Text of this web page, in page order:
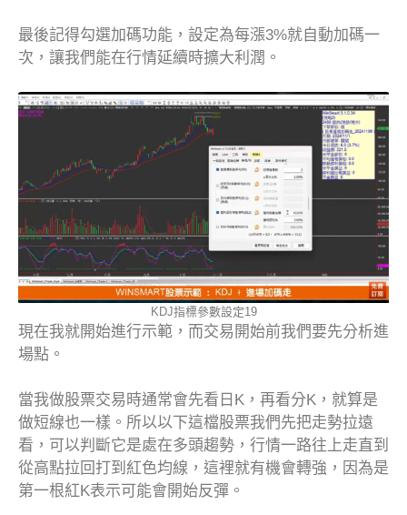
最後記得勾選加碼功能，設定為每漲3%就自動加碼一
次，讓我們能在行情延續時擴大利潤。
KDJ指標參數設定19
現在我就開始進行示範，而交易開始前我們要先分析進
場點。
當我做股票交易時通常會先看日K，再看分K，就算是
做短線也一樣。所以以下這檔股票我們先把走勢拉遠
看，可以判斷它是處在多頭趨勢，行情一路往上走直到
從高點拉回打到紅色均線，這裡就有機會轉強，因為是
第一根紅K表示可能會開始反彈。